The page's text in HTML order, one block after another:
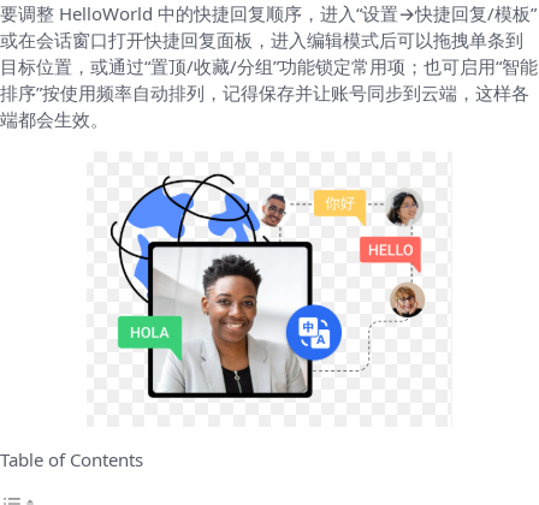
要调整 HelloWorld 中的快捷回复顺序，进入“设置→快捷回复/模板”
或在会话窗口打开快捷回复面板，进入编辑模式后可以拖拽单条到
目标位置，或通过“置顶/收藏/分组”功能锁定常用项；也可启用“智能
排序”按使用频率自动排列，记得保存并让账号同步到云端，这样各
端都会生效。
Table of Contents